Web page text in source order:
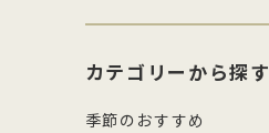
カテゴリーから探す
季節のおすすめ